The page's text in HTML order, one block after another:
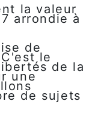
la valeur
arrondie à
de
le
de la
une
de sujets